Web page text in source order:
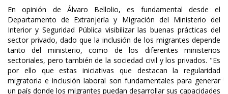
En opinión de Álvaro Bellolio, es fundamental desde el
Departamento de Extranjería y Migración del Ministerio del
Interior y Seguridad Pública visibilizar las buenas prácticas del
sector privado, dado que la inclusión de los migrantes depende
tanto del ministerio, como de los diferentes ministerios
sectoriales, pero también de la sociedad civil y los privados. "Es
por ello que estas iniciativas que destacan la regularidad
migratoria e inclusión laboral son fundamentales para generar
un país donde los migrantes puedan desarrollar sus capacidades